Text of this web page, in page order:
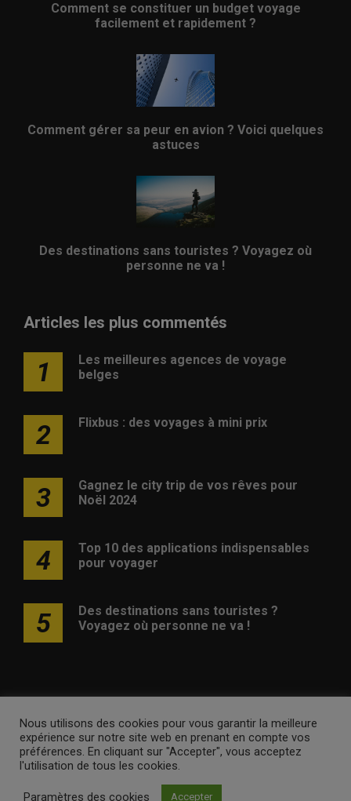
Comment se constituer un budget voyage
facilement et rapidement ?
Comment gérer sa peur en avion ? Voici quelques
astuces
Des destinations sans touristes ? Voyagez où
personne ne va !
Articles les plus commentés
1
Les meilleures agences de voyage
belges
2 Flixbus : des voyages à mini prix
3
Gagnez le city trip de vos rêves pour
Noël 2024
4
Top 10 des applications indispensables
pour voyager
5
Des destinations sans touristes ?
Voyagez où personne ne va !
Publicité Contact Avertissement Newsletter
Politique
de confidentialité
Nous utilisons des cookies pour vous garantir la meilleure
expérience sur notre site web en prenant en compte vos
préférences. En cliquant sur "Accepter", vous acceptez
l'utilisation de tous les cookies.
Paramètres des cookies Accepter